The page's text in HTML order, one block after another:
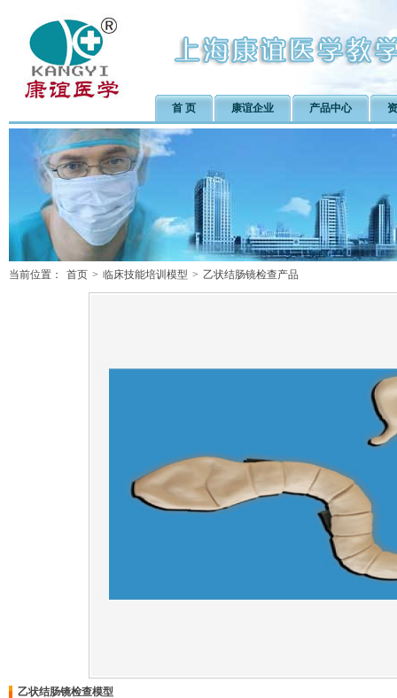
首 页 康谊企业 产品中心
当前位置： 首页 > 临床技能培训模型 > 乙状结肠镜检查产品
乙状结肠镜检查模型